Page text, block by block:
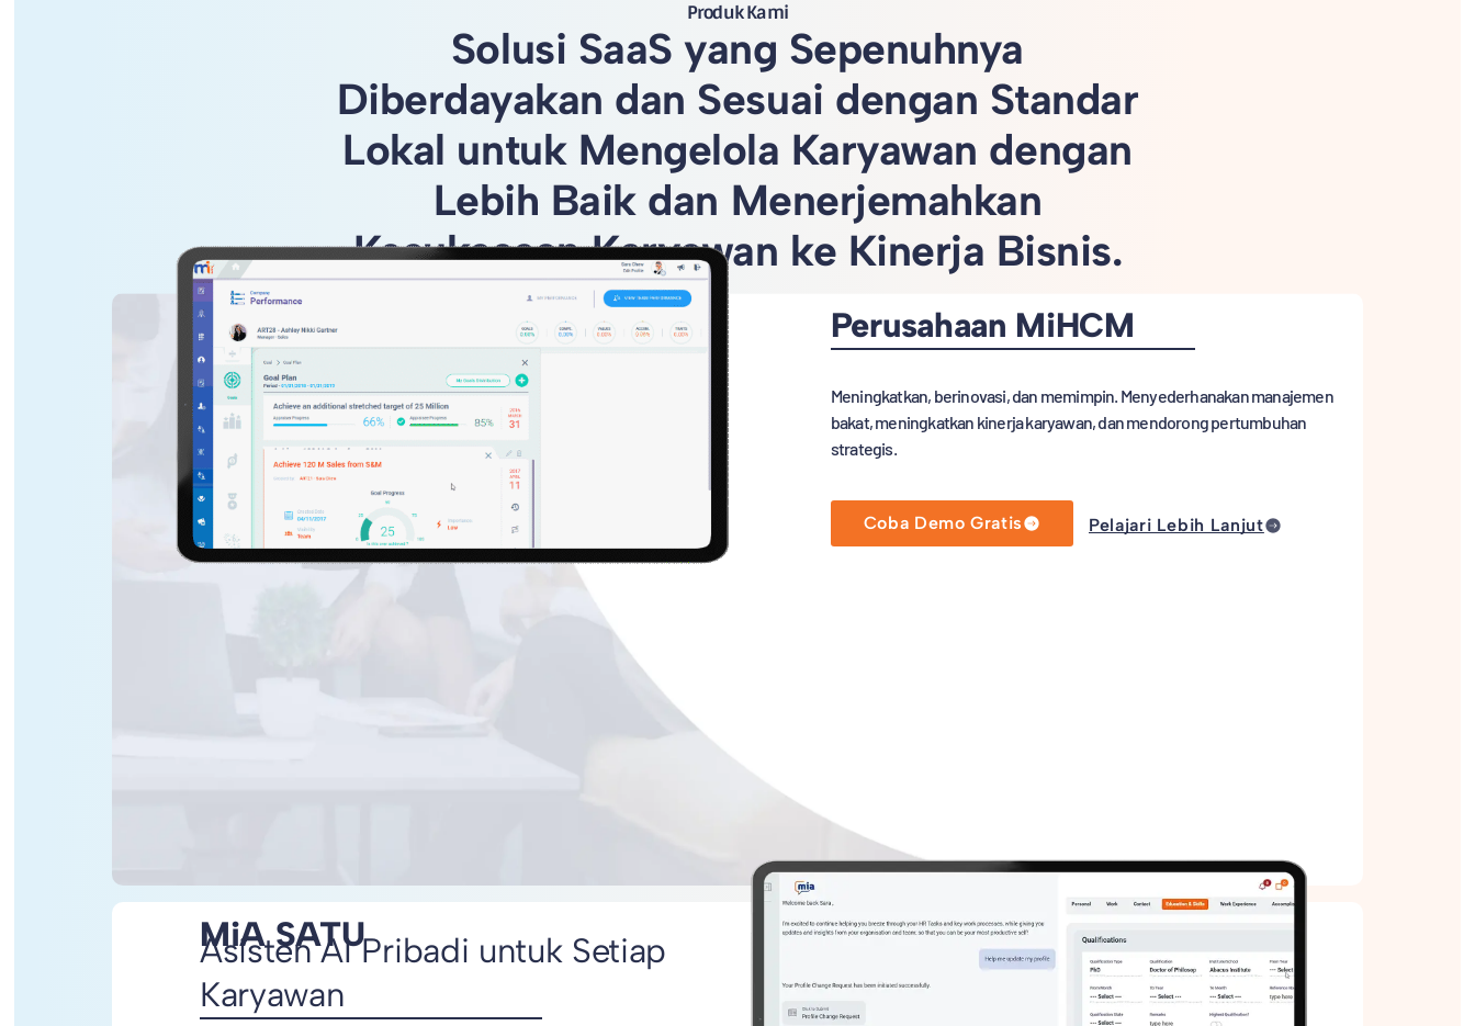
Produk Kami
Solusi SaaS yang Sepenuhnya
Diberdayakan dan Sesuai dengan Standar
Lokal untuk Mengelola Karyawan dengan
Lebih Baik dan Menerjemahkan
Kesuksesan Karyawan ke Kinerja Bisnis.
Perusahaan MiHCM
Meningkatkan, berinovasi, dan memimpin. Menyederhanakan manajemen
bakat, meningkatkan kinerja karyawan, dan mendorong pertumbuhan
strategis.
Coba Demo Gratis Pelajari Lebih Lanjut
MiA SATU
Asisten AI Pribadi untuk Setiap
Karyawan